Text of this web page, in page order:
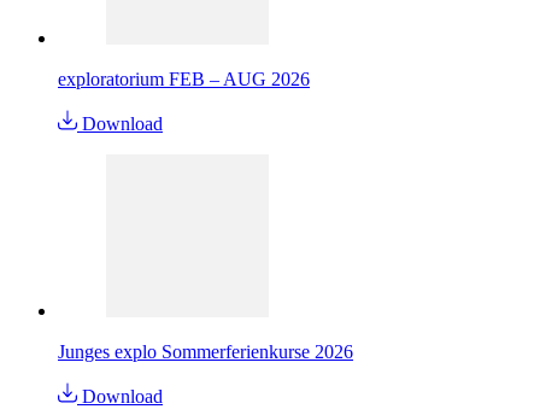
exploratorium FEB – AUG 2026
Download
Junges explo Sommerferienkurse 2026
Download